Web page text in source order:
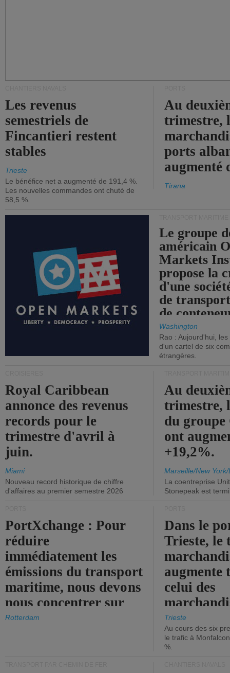
Les revenus
semestriels de
Fincantieri restent
stables
Trieste
Le bénéfice net a augmenté de 191,4 %.
Les nouvelles commandes ont chuté de
58,5 %.
Au
trimestre,
ports
augmenté
Tirana
Le groupe
américain
Markets
propose la
d'une
de
de
Washington
Rao : Aujourd'hui,
d'un cartel de six
étrangères.
Royal Caribbean
annonce des revenus
records pour le
trimestre d'avril à
juin.
Miami
Nouveau record historique de chiffre
d'affaires au premier semestre 2026
Au
trimestre,
du
ont
+19,2%.
Marseille/New
La coentreprise
Stonepeak est
PortXchange : Pour
réduire
immédiatement les
émissions du transport
maritime, nous devons
nous concentrer sur
les ports.
Rotterdam
Dans le
Trieste, le
augmente
celui des
diminue.
Trieste
Au cours des six
le trafic à
%.